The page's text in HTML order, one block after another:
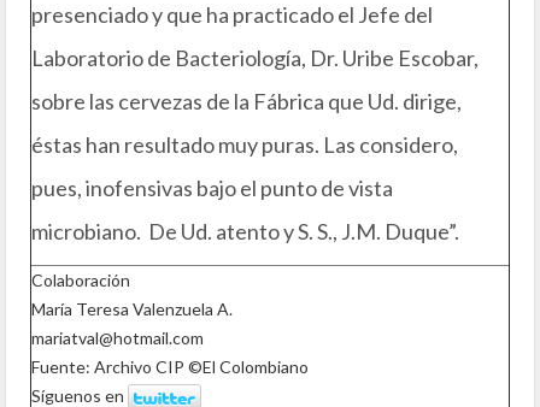
presenciado y que ha practicado el Jefe del
Laboratorio de Bacteriología, Dr. Uribe Escobar,
sobre las cervezas de la Fábrica que Ud. dirige,
éstas han resultado muy puras. Las considero,
pues, inofensivas bajo el punto de vista
microbiano. De Ud. atento y S. S., J.M. Duque”.
Colaboración
María Teresa Valenzuela A.
mariatval@hotmail.com
Fuente: Archivo CIP ©El Colombiano
Síguenos en